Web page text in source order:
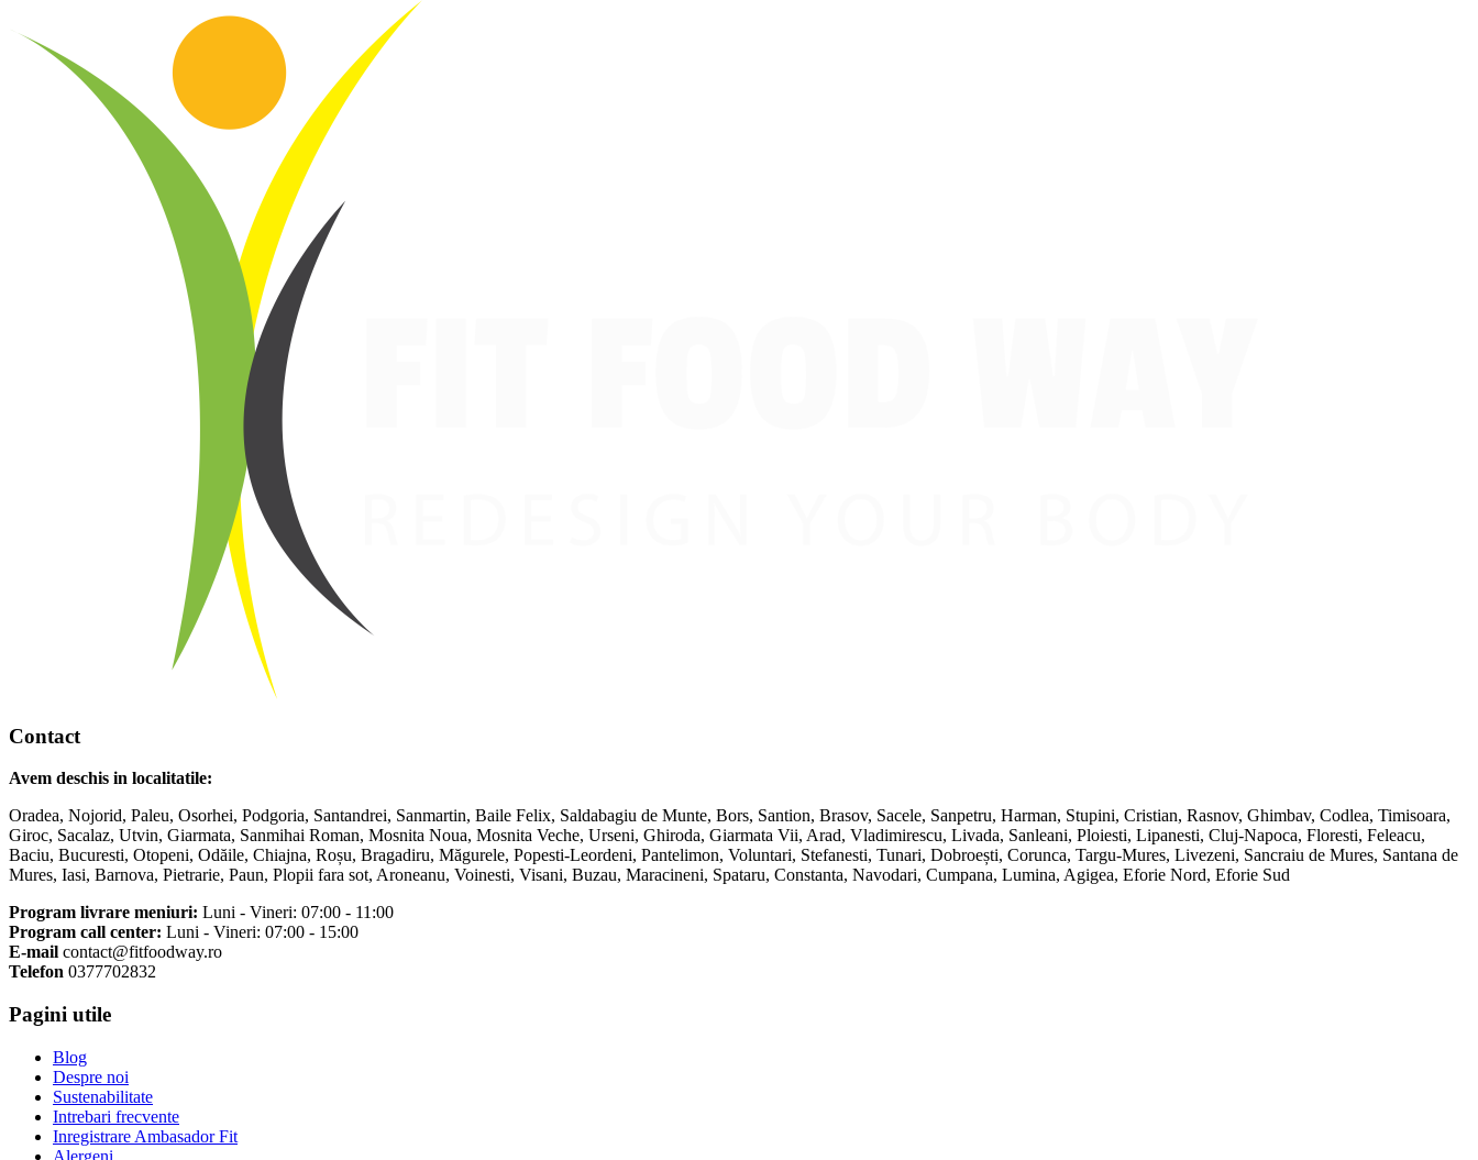
Contact
Avem deschis in localitatile:
Oradea, Nojorid, Paleu, Osorhei, Podgoria, Santandrei, Sanmartin, Baile Felix, Saldabagiu de Munte, Bors, Santion, Brasov, Sacele, Sanpetru, Harman, Stupini, Cristian, Rasnov, Ghimbav, Codlea, Timisoara,
Giroc, Sacalaz, Utvin, Giarmata, Sanmihai Roman, Mosnita Noua, Mosnita Veche, Urseni, Ghiroda, Giarmata Vii, Arad, Vladimirescu, Livada, Sanleani, Ploiesti, Lipanesti, Cluj-Napoca, Floresti, Feleacu,
Baciu, Bucuresti, Otopeni, Odăile, Chiajna, Roșu, Bragadiru, Măgurele, Popesti-Leordeni, Pantelimon, Voluntari, Stefanesti, Tunari, Dobroești, Corunca, Targu-Mures, Livezeni, Sancraiu de Mures, Santana de
Mures, Iasi, Barnova, Pietrarie, Paun, Plopii fara sot, Aroneanu, Voinesti, Visani, Buzau, Maracineni, Spataru, Constanta, Navodari, Cumpana, Lumina, Agigea, Eforie Nord, Eforie Sud
Program livrare meniuri: Luni - Vineri: 07:00 - 11:00
Program call center: Luni - Vineri: 07:00 - 15:00
E-mail contact@fitfoodway.ro
Telefon 0377702832
Pagini utile
Blog
Despre noi
Sustenabilitate
Intrebari frecvente
Inregistrare Ambasador Fit
Alergeni